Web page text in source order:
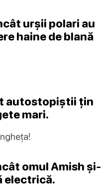
urșii polari au
haine de blană
autostopiștii țin
mari.
omul Amish și-
electrică.